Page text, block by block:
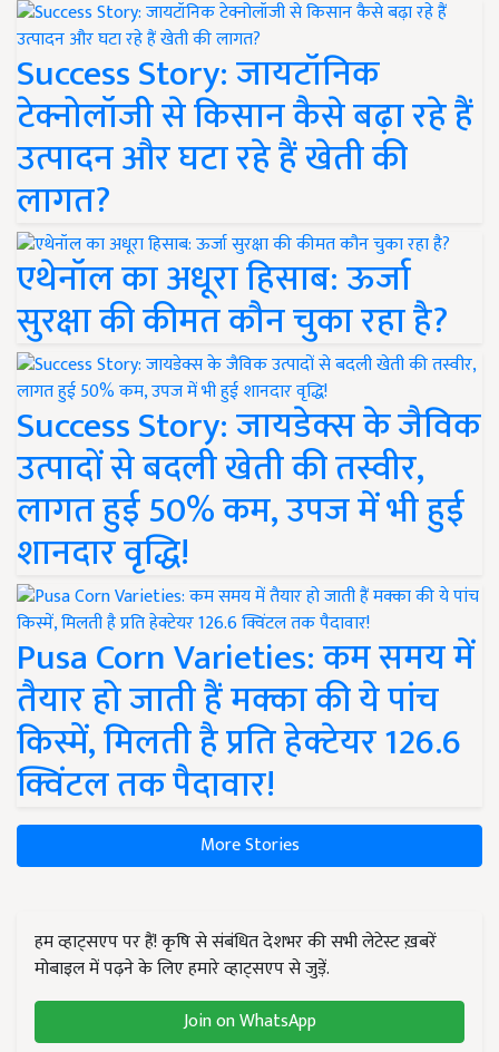
Success Story: जायटॉनिक
टेक्नोलॉजी से किसान कैसे बढ़ा रहे हैं
उत्पादन और घटा रहे हैं खेती की
लागत?
एथेनॉल का अधूरा हिसाब: ऊर्जा
सुरक्षा की कीमत कौन चुका रहा है?
Success Story: जायडेक्स के जैविक
उत्पादों से बदली खेती की तस्वीर,
लागत हुई 50% कम, उपज में भी हुई
शानदार वृद्धि!
Pusa Corn Varieties: कम समय में
तैयार हो जाती हैं मक्का की ये पांच
किस्में, मिलती है प्रति हेक्टेयर 126.6
क्विंटल तक पैदावार!
More Stories
हम व्हाट्सएप पर हैं! कृषि से संबंधित देशभर की सभी लेटेस्ट ख़बरें
मोबाइल में पढ़ने के लिए हमारे व्हाट्सएप से जुड़ें.
Join on WhatsApp